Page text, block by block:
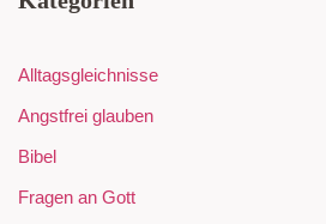
Alltagsgleichnisse
Angstfrei glauben
Bibel
Fragen an Gott